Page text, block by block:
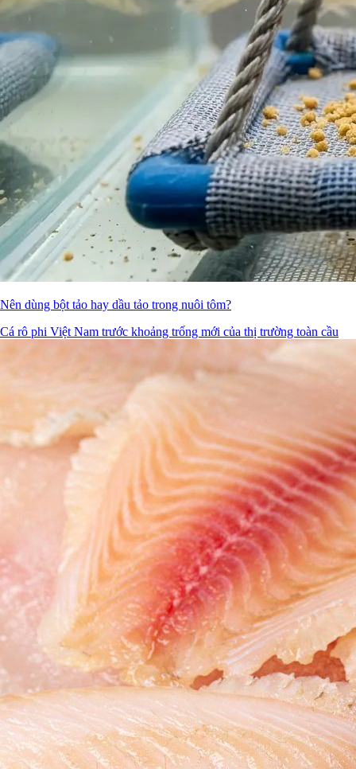
Nên dùng bột tảo hay dầu tảo trong nuôi tôm?
Cá rô phi Việt Nam trước khoảng trống mới của thị trường toàn cầu